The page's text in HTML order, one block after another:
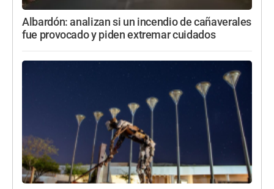
Albardón: analizan si un incendio de cañaverales
fue provocado y piden extremar cuidados